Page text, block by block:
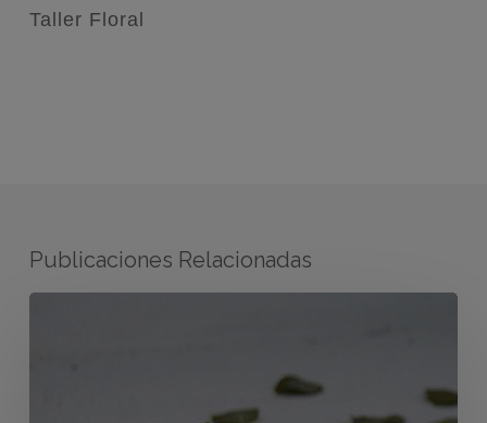
Taller Floral
Publicaciones Relacionadas